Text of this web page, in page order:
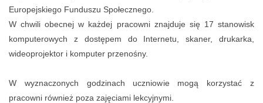
Europejskiego Funduszu Społecznego.
W chwili obecnej w każdej pracowni znajduje się 17 stanowisk
komputerowych z dostępem do Internetu, skaner, drukarka,
wideoprojektor i komputer przenośny.
W wyznaczonych godzinach uczniowie mogą korzystać z
pracowni również poza zajęciami lekcyjnymi.